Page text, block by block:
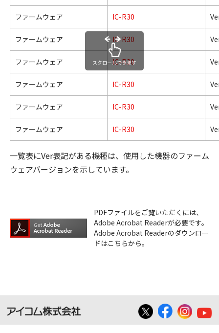
ファームウェア IC-R30
ファームウェア IC-R30
ファームウェア IC-R30
ファームウェア IC-R30
ファームウェア IC-R30
ファームウェア IC-R30
スクロールできます
一覧表にVer表記がある機種は、使用した機器のファーム
ウェアバージョンを示しています。
PDFファイルをご覧いただくには、
Adobe Acrobat Readerが必要です。
Adobe Acrobat Readerのダウンロー
ドはこちらから。